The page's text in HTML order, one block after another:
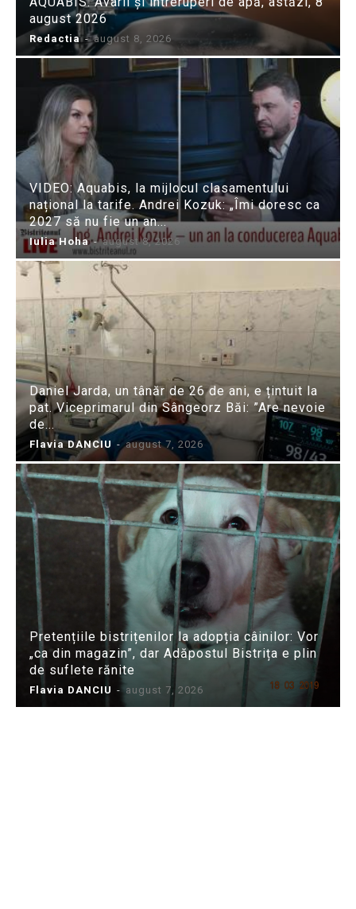
august 2026
Redactia - august 8, 2026
VIDEO: Aquabis, la mijlocul clasamentului
național la tarife. Andrei Kozuk: „Îmi doresc ca
2027 să nu fie un an...
Iulia Hoha - august 8, 2026
Daniel Jarda, un tânăr de 26 de ani, e țintuit la
pat. Viceprimarul din Sângeorz Băi: ”Are nevoie
de...
Flavia DANCIU - august 7, 2026
Pretențiile bistrițenilor la adopția câinilor: Vor
„ca din magazin”, dar Adăpostul Bistrița e plin
de suflete rănite
Flavia DANCIU - august 7, 2026